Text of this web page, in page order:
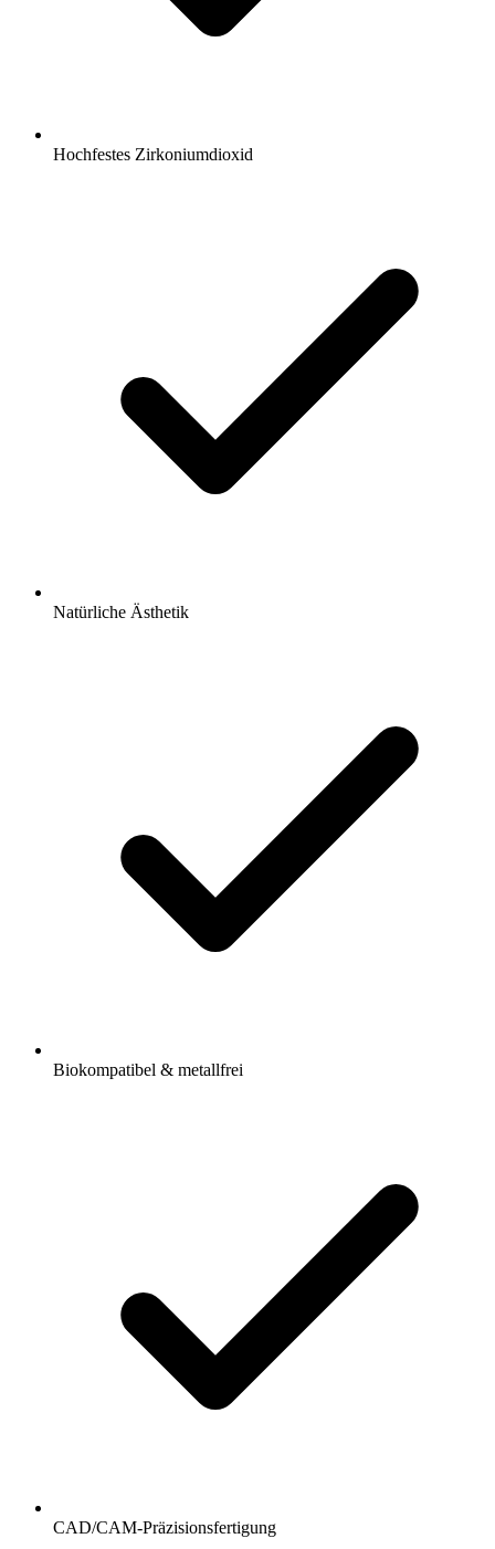
Hochfestes Zirkoniumdioxid
Natürliche Ästhetik
Biokompatibel & metallfrei
CAD/CAM-Präzisionsfertigung